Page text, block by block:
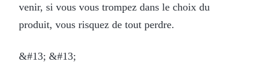
venir, si vous vous trompez dans le choix du
produit, vous risquez de tout perdre.
&#13; &#13;